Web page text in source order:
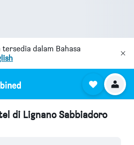
tersedia dalam Bahasa
di Lignano Sabbiadoro